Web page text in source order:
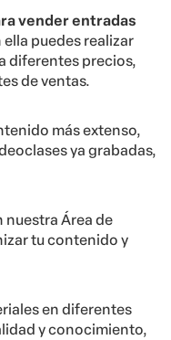
vender entradas
ella puedes realizar
diferentes precios,
de ventas.
más extenso,
ya grabadas,
nuestra Área de
tu contenido y
en diferentes
y conocimiento,